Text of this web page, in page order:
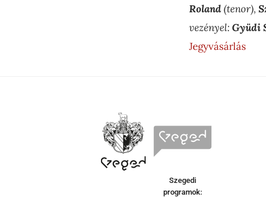
Roland(tenor),
vezényel:Gyüdi
Jegyvásárlás
Szegedi
programok: